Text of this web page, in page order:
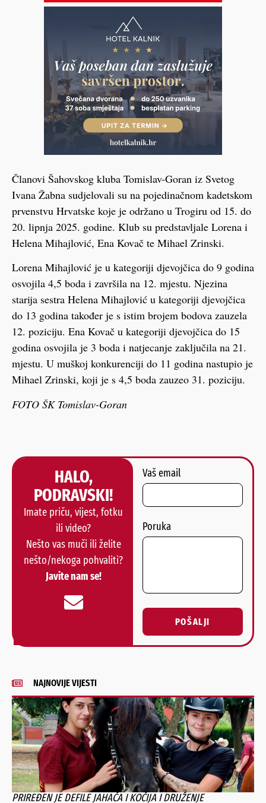
Članovi Šahovskog kluba Tomislav-Goran iz Svetog
Ivana Žabna sudjelovali su na pojedinačnom kadetskom
prvenstvu Hrvatske koje je održano u Trogiru od 15. do
20. lipnja 2025. godine. Klub su predstavljale Lorena i
Helena Mihajlović, Ena Kovač te Mihael Zrinski.
Lorena Mihajlović je u kategoriji djevojčica do 9 godina
osvojila 4,5 boda i završila na 12. mjestu. Njezina
starija sestra Helena Mihajlović u kategoriji djevojčica
do 13 godina također je s istim brojem bodova zauzela
12. poziciju. Ena Kovač u kategoriji djevojčica do 15
godina osvojila je 3 boda i natjecanje zaključila na 21.
mjestu. U muškoj konkurenciji do 11 godina nastupio je
Mihael Zrinski, koji je s 4,5 boda zauzeo 31. poziciju.
FOTO ŠK Tomislav-Goran
HALO,
PODRAVSKI!
Imate priču, vijest, fotku
ili video?
Nešto vas muči ili želite
nešto/nekoga pohvaliti?
Javite nam se!
Vaš email
Poruka
POŠALJI
Alternative:
NAJNOVIJE VIJESTI
PRIREĐEN JE DEFILE JAHAČA I KOČIJA I DRUŽENJE